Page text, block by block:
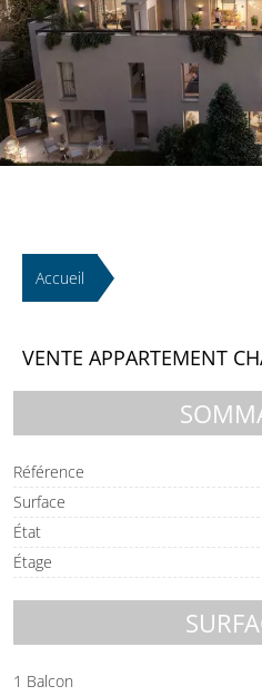
Accueil
VENTE APPARTEMENT
Référence
Surface
État
Étage
1 Balcon